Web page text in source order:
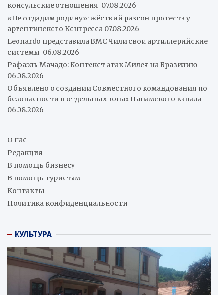
консульские отношения 07.08.2026
«Не отдадим родину»: жёсткий разгон протеста у
аргентинского Конгресса 07.08.2026
Leonardo представила ВМС Чили свои артиллерийские
системы 06.08.2026
Рафаэль Мачадо: Контекст атак Милея на Бразилию
06.08.2026
Объявлено о создании Совместного командования по
безопасности в отдельных зонах Панамского канала
06.08.2026
О нас
Редакция
В помощь бизнесу
В помощь туристам
Контакты
Политика конфиденциальности
КУЛЬТУРА